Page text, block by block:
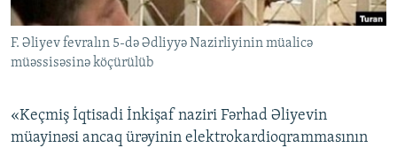
İZ - MƏDƏNIYYƏT PROQRAMI
MATERIALLARIMIZDAN ISTIFADƏ
AZADLIQRADIOSU MOBIL TELEFONUNUZDA
XƏBƏR BÜLLETENLƏRIMIZ
RFE/RL-in bütün saytları
F. Əliyev fevralın 5-də Ədliyyə Nazirliyinin müalicə
müəssisəsinə köçürülüb
«Keçmiş İqtisadi İnkişaf naziri Fərhad Əliyevin
müayinəsi ancaq ürəyinin elektrokardioqrammasının